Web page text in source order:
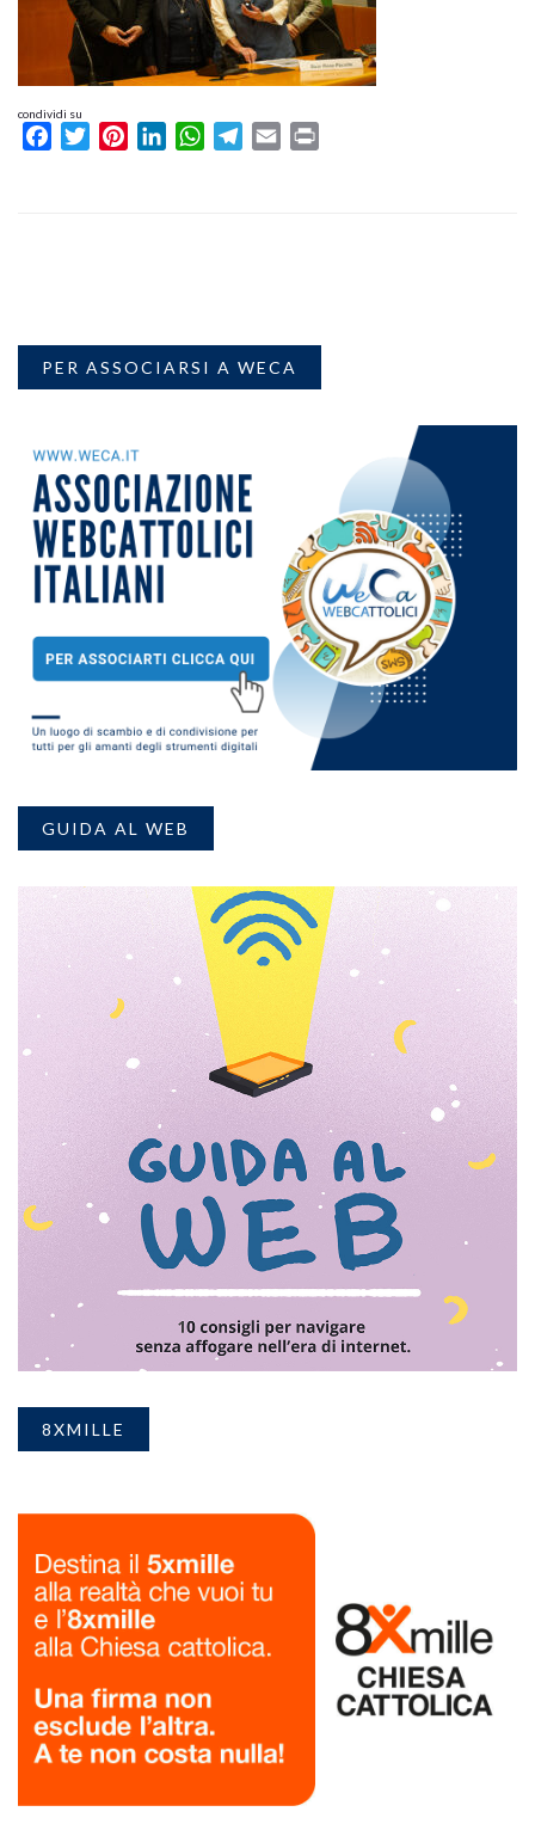
condividi su
FacebookTwitterPinterestLinkedInWhatsAppTelegram
Email
PER ASSOCIARSI A WECA
GUIDA AL WEB
8XMILLE